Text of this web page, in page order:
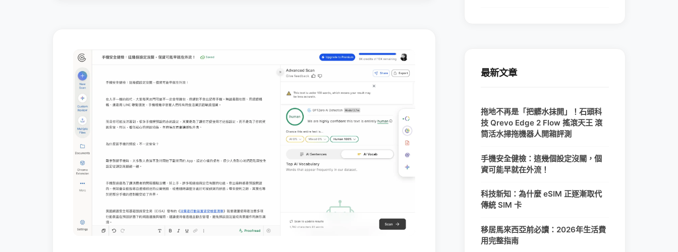
最新文章
拖地不再是「把髒水抹開」！石頭科
技 Qrevo Edge 2 Flow 搖滾天王 滾
筒活水掃拖機器人開箱評測
手機安全健檢：這幾個設定沒關，個
資可能早就在外流！
科技新知：為什麼 eSIM 正逐漸取代
傳統 SIM 卡
移居馬來西亞前必讀：2026年生活費
用完整指南